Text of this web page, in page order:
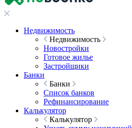
Недвижимость
Недвижимость
Новостройки
Готовое жилье
Застройщики
Банки
Банки
Список банков
Рефинансирование
Калькулятор
Калькулятор